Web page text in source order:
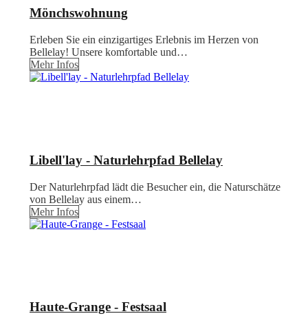
Mönchswohnung
Erleben Sie ein einzigartiges Erlebnis im Herzen von
Bellelay! Unsere komfortable und…
Mehr Infos
Libell'lay - Naturlehrpfad Bellelay
Der Naturlehrpfad lädt die Besucher ein, die Naturschätze
von Bellelay aus einem…
Mehr Infos
Haute-Grange - Festsaal